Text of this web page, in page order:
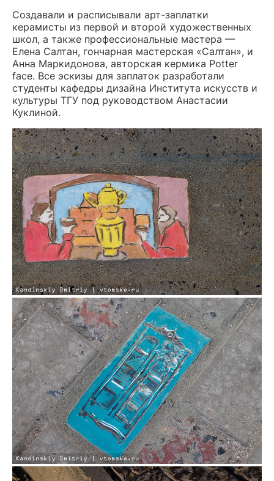
Создавали и расписывали арт-заплатки
керамисты из первой и второй художественных
школ, а также профессиональные мастера —
Елена Салтан, гончарная мастерская «Салтан», и
Анна Маркидонова, авторская кермика Potter
face. Все эскизы для заплаток разработали
студенты кафедры дизайна Института искусств и
культуры ТГУ под руководством Анастасии
Куклиной.